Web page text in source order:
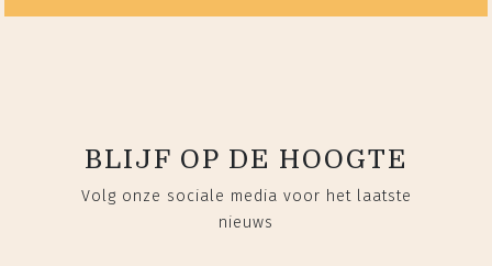
BLIJF OP DE HOOGTE
Volg onze sociale media voor het laatste
nieuws